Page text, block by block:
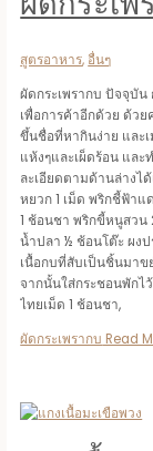
ผัดกระเพ
สูตรอาหาร, อื่นๆ
ผัดกระเพรากบ ปัจจุบั
เพื่อการค้าอีกด้วย ด้ว
ขึ้นชื่อที่หากินง่าย และ
แห้งๆและเผ็ดร้อน แล
ละเอียดตามด้านล่างไ
หยวก 1 เม็ด พริกชี้ฟ้าแ
1 ช้อนชา พริกขี้หนูสวน
น้ำปลา ½ ช้อนโต๊ะ ผง
เนื้อกบที่สับเป็นชิ้นมาข
จากนั้นใส่กระชอนพักไ
ไทยเม็ด 1 ช้อนชา,
ผัดกระเพรากบ Read